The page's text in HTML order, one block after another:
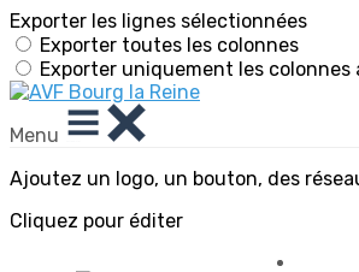
Exporter les lignes sélectionnées
Exporter toutes les colonnes
Exporter uniquement les colonnes
Menu
Ajoutez un logo, un bouton, des
Cliquez pour éditer